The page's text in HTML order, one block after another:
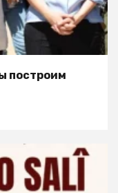
построим